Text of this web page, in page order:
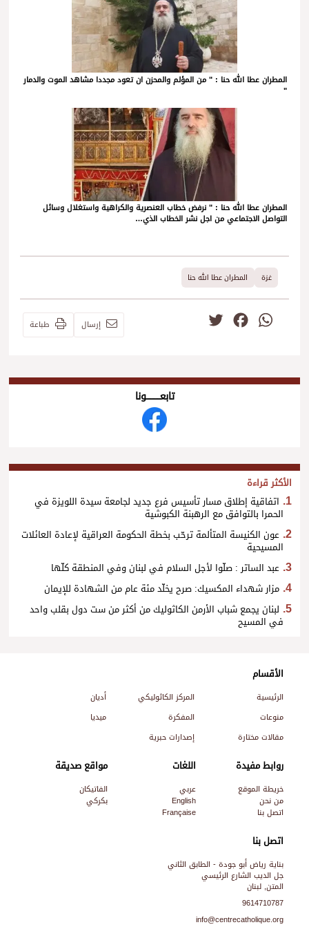
المطران عطا الله حنا : " من المؤلم والمحزن ان تعود مجددا مشاهد الموت والدمار
"
المطران عطا الله حنا : " نرفض خطاب العنصرية والكراهية واستغلال وسائل
التواصل الاجتماعي من اجل نشر الخطاب الذي…
غزة المطران عطا الله حنا
WhatsApp
Facebook إرسال طباعة
تابعــــــــــونا
الأكثر قراءة
اتفاقية إطلاق مسار تأسيس فرع جديد لجامعة سيدة اللويزة في
الحمرا بالتوافق مع الرهبنة الكبوشية
عون الكنيسة المتألمة ترحّب بخطة الحكومة العراقية لإعادة العائلات
المسيحية
عبد الساتر : صلّوا لأجل السلام في لبنان وفي المنطقة كلّها
مزار شهداء المكسيك: صرح يخلّد مئة عام من الشهادة للإيمان
لبنان يجمع شباب الأرمن الكاثوليك من أكثر من ست دول بقلب واحد
في المسيح
اتصل بنا
بناية رياض أبو جودة - الطابق الثاني
جل الديب الشارع الرئيسي
المتن, لبنان
9614710787
info@centrecatholique.org
الأقسام
الرئيسية المركز الكاثوليكي
أديان
منوعات
المفكرة
ميديا
مقالات مختارة
إصدارات حبرية
روابط مفيدة
خريطة الموقع
من نحن
اتصل بنا
اللغات
عربي
English
Française
مواقع صديقة
الفاتيكان
بكركي